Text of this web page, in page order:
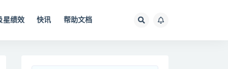
星绩效 快讯 帮助文档